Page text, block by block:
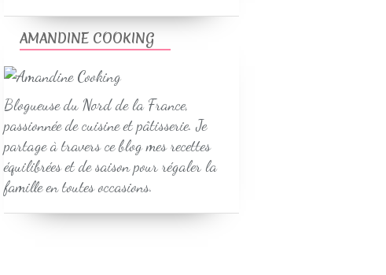
AMANDINE COOKING
Blogueuse du Nord de la France,
passionnée de cuisine et pâtisserie. Je
partage à travers ce blog mes recettes
équilibrées et de saison pour régaler la
famille en toutes occasions.